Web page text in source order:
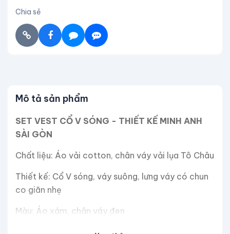
Chia sẻ
Mô tả sản phẩm
SET VEST CỔ V SÓNG - THIẾT KẾ MINH ANH
SÀI GÒN
Chất liệu: Áo vải cotton, chân váy vải lụa Tô Châu
Thiết kế: Cổ V sóng, váy suông, lưng váy có chun
co giãn nhẹ
Màu: Áo xám, chân váy đen